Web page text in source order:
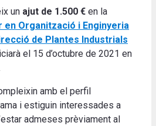
un ajut de 1.500 € en la
en Organització i Enginyeria
de Plantes Industrials
el 15 d’octubre de 2021 en
amb el perfil
i estiguin interessades a
admeses prèviament al